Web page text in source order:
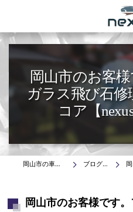
岡山市のお客
ガラス飛び石
コア【
岡山市の車はnexus株式会社 ブログ(施工事例) 岡
岡山市のお客様です